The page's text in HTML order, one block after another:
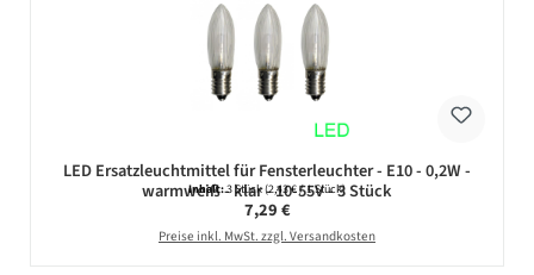
LED Ersatzleuchtmittel für Fensterleuchter - E10 - 0,2W -
warmweiß - klar - 10-55V - 3 Stück
Inhalt:3 Stück(2,43 € / 1 Stück)
Regulärer Preis:
7,29 €
Preise inkl. MwSt. zzgl. Versandkosten